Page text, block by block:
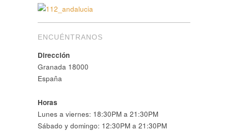
ENCUÉNTRANOS
Dirección
Granada 18000
España
Horas
Lunes a viernes: 18:30PM a 21:30PM
Sábado y domingo: 12:30PM a 21:30PM